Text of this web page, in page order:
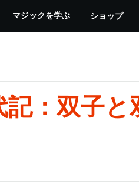
マジックを学ぶ ショップ
記：双子と